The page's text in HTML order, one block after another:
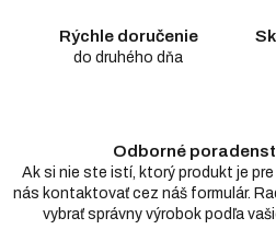
Rýchle doručenie
do druhého dňa
Odborné
Ak si nie ste istí, ktorý produkt je
nás kontaktovať cez náš formulár.
vybrať správny výrobok podľa